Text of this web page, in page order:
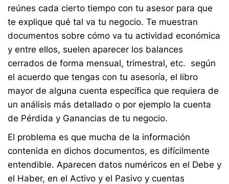
reúnes cada cierto tiempo con tu asesor para que
te explique qué tal va tu negocio. Te muestran
documentos sobre cómo va tu actividad económica
y entre ellos, suelen aparecer los balances
cerrados de forma mensual, trimestral, etc. según
el acuerdo que tengas con tu asesoría, el libro
mayor de alguna cuenta específica que requiera de
un análisis más detallado o por ejemplo la cuenta
de Pérdida y Ganancias de tu negocio.
El problema es que mucha de la información
contenida en dichos documentos, es difícilmente
entendible. Aparecen datos numéricos en el Debe y
el Haber, en el Activo y el Pasivo y cuentas